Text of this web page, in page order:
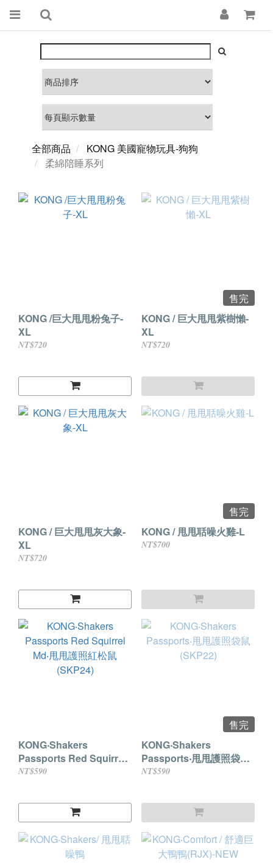
全部商品
KONG 美國寵物玩具-狗狗
柔綿陪睡系列
KONG /巨大甩甩粉兔子-
XL
NT$720
售完
KONG / 巨大甩甩紫樹懶-
XL
NT$720
KONG / 巨大甩甩灰大象-
XL
NT$720
售完
KONG / 甩甩聒噪火雞-L
NT$700
KONG‧Shakers
Passports Red Squirrel
Md‧甩甩護照紅松鼠
NT$590
售完
KONG‧Shakers
Passports‧甩甩護照袋鼠
(SKP22)
NT$590